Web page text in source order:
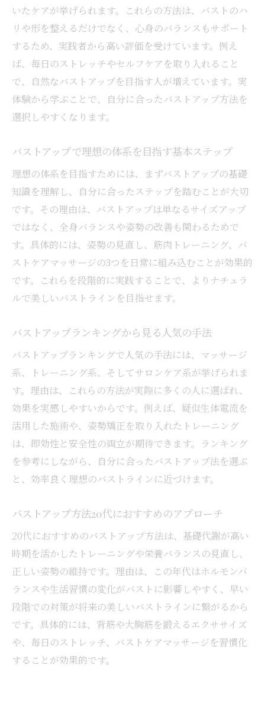
バストアップ短期間で胸を大きくするコツ
公開
バストアップ即効性を高めるマッサージと
食生活
バストアップで見た目が変わるまでの体験
談
バストアップには姿勢改善が効果的な理由
バストアップと姿勢の関係性を専門的に解
説
バストアップを助ける正しい姿勢習慣の作
り方
バストアップ実現のための姿勢改善セルフ
ケア
バストアップ効果を左右する姿勢の見直し
自宅で手軽に始めるバストアップマッサージ
バストアップマッサージの基本と自宅術
短期間で効果を実感するマッサージテクニ
ック
バストアップマッサージで左右差を整える
方法
バストアップにおすすめのセルフマッサー
ジ解説
バストアップマッサージ効果を高めるコツ
筋トレとバストアップの意外な関係性とは
バストアップと筋トレの関係を正しく理解
しよう
バストアップ筋トレのポイントと実践例ま
とめ
筋トレによるバストアップ効果の体験談解
説
バストアップに役立つ自宅筋トレの始め方
いたケアが挙げられます。これらの方法は、バストのハ
リや形を整えるだけでなく、心身のバランスもサポート
するため、実践者から高い評価を受けています。例え
ば、毎日のストレッチやセルフケアを取り入れること
で、自然なバストアップを目指す人が増えています。実
体験から学ぶことで、自分に合ったバストアップ方法を
選択しやすくなります。
バストアップで理想の体系を目指す基本ステップ
理想の体系を目指すためには、まずバストアップの基礎
知識を理解し、自分に合ったステップを踏むことが大切
です。その理由は、バストアップは単なるサイズアップ
ではなく、全身バランスや姿勢の改善も関わるためで
す。具体的には、姿勢の見直し、筋肉トレーニング、バ
ストケアマッサージの3つを日常に組み込むことが効果的
です。これらを段階的に実践することで、よりナチュラ
ルで美しいバストラインを目指せます。
バストアップランキングから見る人気の手法
バストアップランキングで人気の手法には、マッサージ
系、トレーニング系、そしてサロンケア系が挙げられま
す。理由は、これらの方法が実際に多くの人に選ばれ、
効果を実感しやすいからです。例えば、疑似生体電流を
活用した施術や、姿勢矯正を取り入れたトレーニング
は、即効性と安全性の両立が期待できます。ランキング
を参考にしながら、自分に合ったバストアップ法を選ぶ
と、効率良く理想のバストラインに近づけます。
バストアップ方法20代におすすめのアプローチ
20代におすすめのバストアップ方法は、基礎代謝が高い
時期を活かしたトレーニングや栄養バランスの見直し、
正しい姿勢の維持です。理由は、この年代はホルモンバ
ランスや生活習慣の変化がバストに影響しやすく、早い
段階での対策が将来の美しいバストラインに繋がるから
です。具体的には、背筋や大胸筋を鍛えるエクササイズ
や、毎日のストレッチ、バストケアマッサージを習慣化
することが効果的です。